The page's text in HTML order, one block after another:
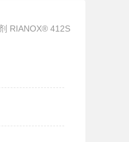
RIANOX® 412S